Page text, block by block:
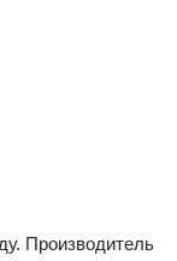
Производитель